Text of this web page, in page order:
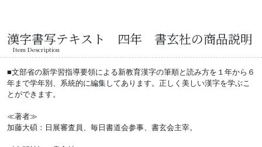
漢字書写テキスト 四年 書玄社の商品説明
Item Description
■文部省の新学習指導要領による新教育漢字の筆順と読み方を１年から６
年まで学年別、系統的に編集してあります。正しく美しい漢字を学ぶこ
とができます。
≪著者≫
加藤大碩：日展審査員、毎日書道会参事、書玄会主宰。